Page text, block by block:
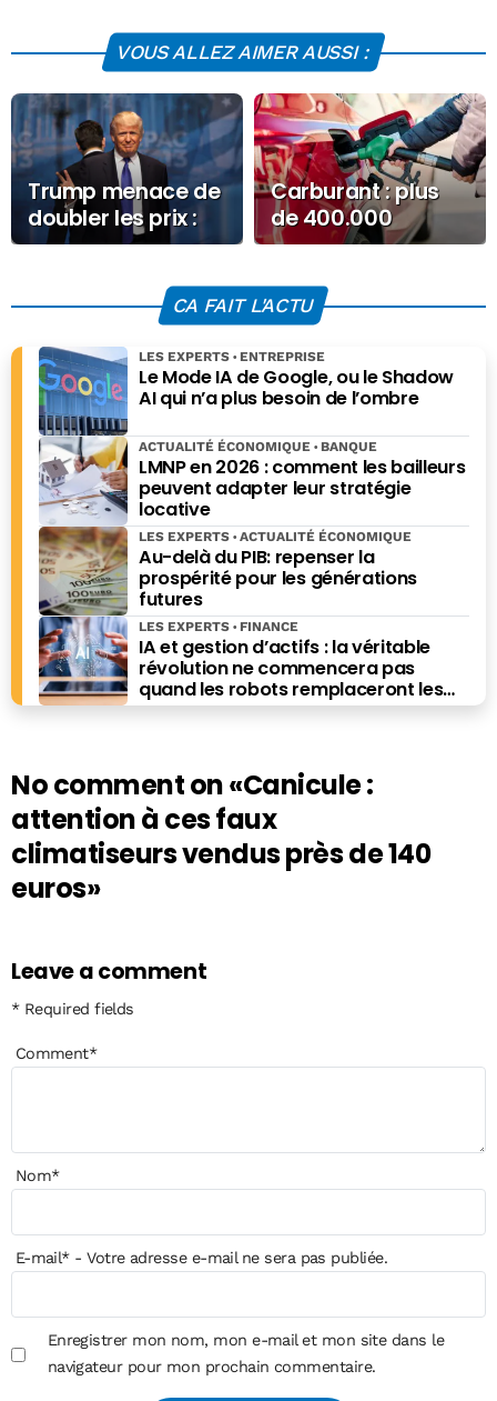
VOUS ALLEZ AIMER AUSSI :
Trump menace de
doubler les prix :
l’UE réplique
Carburant : plus
de 400.000
demandes pour
CA FAIT L'ACTU
Le Mode IA de Google, ou le Shadow
AI qui n’a plus besoin de l’ombre
LES EXPERTS ENTREPRISE
LMNP en 2026 : comment les bailleurs
peuvent adapter leur stratégie
locative
ACTUALITÉ ÉCONOMIQUE BANQUE
Au-delà du PIB: repenser la
prospérité pour les générations
futures
LES EXPERTS ACTUALITÉ ÉCONOMIQUE
IA et gestion d’actifs : la véritable
révolution ne commencera pas
quand les robots remplaceront les
financiers. Elle commencera quand ils
LES EXPERTS FINANCE
No comment on«Canicule :
attention à ces faux
climatiseurs vendus près de 140
euros»
Leave a comment
* Required fields
Comment*
Nom*
E-mail*- Votre adresse e-mail ne sera pas publiée.
Enregistrer mon nom, mon e-mail et mon site dans le
navigateur pour mon prochain commentaire.